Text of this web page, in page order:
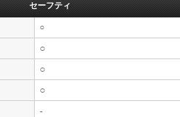
セーフティ
○
○
○
○
-